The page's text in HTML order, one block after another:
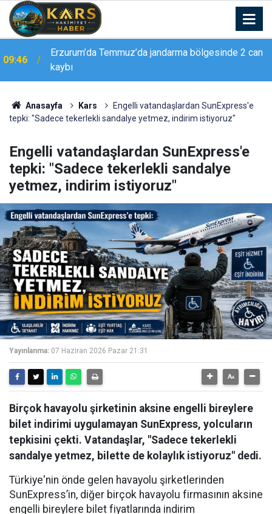
09:45
Erzurum Emniyeti’nden ’Düğün Konvoyu’ uyarısı:
"Sevinç hüzne dönüşmesin"
Anasayfa Kars
Engelli vatandaşlardan SunExpress'e
tepki: "Sadece tekerlekli sandalye yetmez, indirim istiyoruz"
Engelli vatandaşlardan SunExpress'e
tepki: "Sadece tekerlekli sandalye
yetmez, indirim istiyoruz"
Yayınlanma: 07 Haziran 2026 Pazar 21:31
Birçok havayolu şirketinin aksine engelli bireylere
bilet indirimi uygulamayan SunExpress, yolcuların
tepkisini çekti. Vatandaşlar, "Sadece tekerlekli
sandalye yetmez, bilette de kolaylık istiyoruz" dedi.
Türkiye'nin önde gelen havayolu şirketlerinden
SunExpress’in, diğer birçok havayolu firmasının aksine
engelli bireylere bilet fiyatlarında indirim